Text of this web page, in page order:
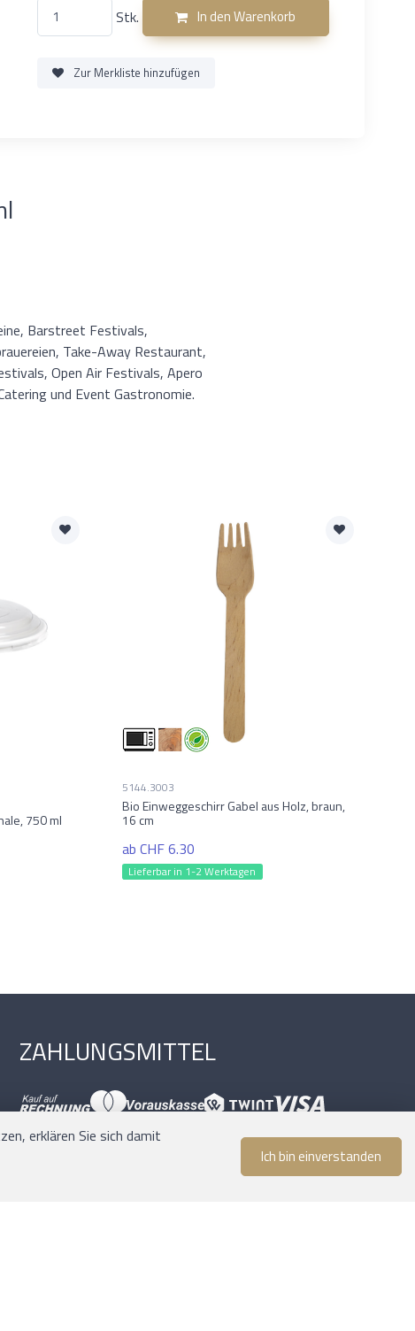
Stk. In den Warenkorb
Zur Merkliste hinzufügen
Barstreet Festivals,
Take-Away Restaurant,
Open Air Festivals, Apero
und Event Gastronomie.
750 ml
5144.3003
Bio Einweggeschirr Gabel aus Holz, braun,
16 cm
ab CHF 6.30
Lieferbar in 1-2 Werktagen
ZAHLUNGSMITTEL
erklären Sie sich damit
Ich bin einverstanden